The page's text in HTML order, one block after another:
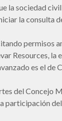
la sociedad
la consulta
permisos
Resources, la
es el de
del Concejo
participación